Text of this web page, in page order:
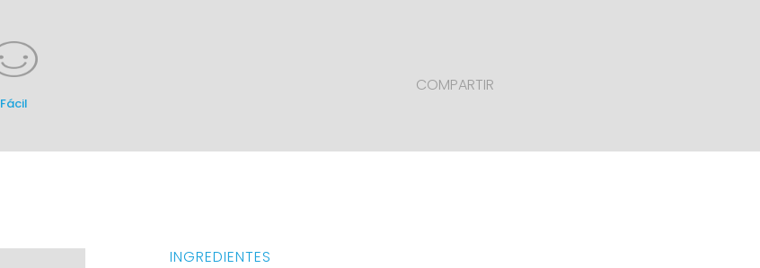
Fácil
COMPARTIR
INGREDIENTES